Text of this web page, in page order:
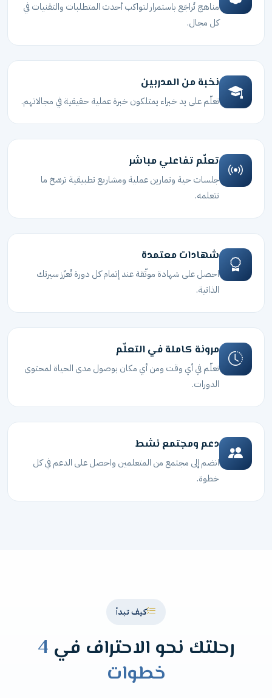
مناهج تُراجَع باستمرار لتواكب أحدث المتطلبات والتقنيات في
كل مجال.
نخبة من المدربين
تعلّم على يد خبراء يمتلكون خبرة عملية حقيقية في مجالاتهم.
تعلّم تفاعلي مباشر
جلسات حية وتمارين عملية ومشاريع تطبيقية ترسّخ ما
تتعلمه.
شهادات معتمدة
احصل على شهادة موثّقة عند إتمام كل دورة تُعزّز سيرتك
الذاتية.
مرونة كاملة في التعلّم
تعلّم في أي وقت ومن أي مكان بوصول مدى الحياة لمحتوى
الدورات.
دعم ومجتمع نشط
انضم إلى مجتمع من المتعلمين واحصل على الدعم في كل
خطوة.
كيف تبدأ
رحلتك نحو الاحتراف في4
خطوات